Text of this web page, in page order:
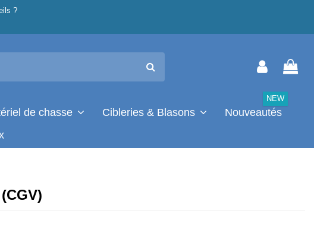
?
de chasse Cibleries & Blasons Nouveautés
NEW